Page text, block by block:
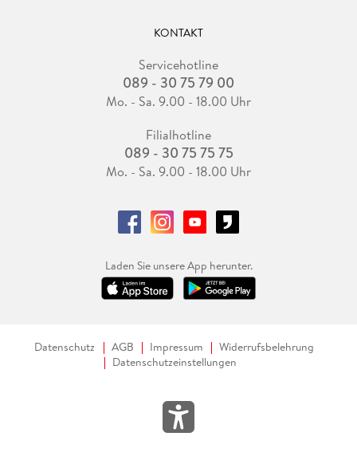
KONTAKT
Servicehotline
089 - 30 75 79 00
Mo. - Sa. 9.00 - 18.00 Uhr
Filialhotline
089 - 30 75 75 75
Mo. - Sa. 9.00 - 18.00 Uhr
Laden Sie unsere App herunter.
Datenschutz AGB Impressum
Widerrufsbelehrung
Datenschutzeinstellungen